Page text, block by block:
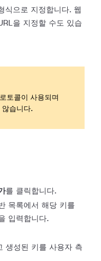
식으로 지정합니다. 웹
을 지정할 수도 있습
토콜이 사용되며
않습니다.
를 클릭합니다.
목록에서 해당 키를
입력합니다.
생성된 키를 사용자 측